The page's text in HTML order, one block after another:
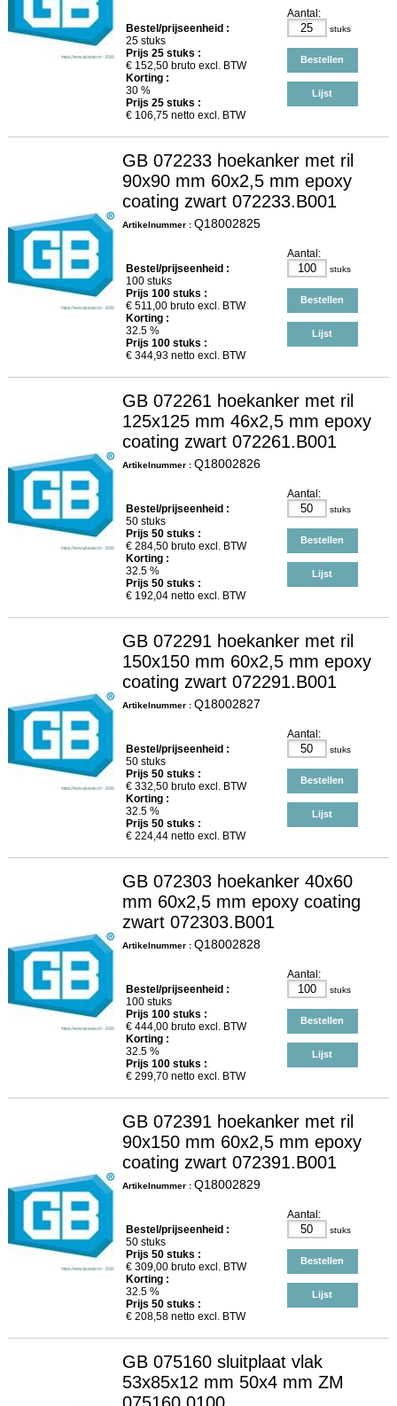
Bestel/prijseenheid :
25 stuks
Prijs 25stuks :
€ 152,50bruto excl. BTW
Korting :
30 %
Prijs 25stuks :
€ 106,75netto excl. BTW
Aantal:
stuks
Bestellen
Lijst
GB 072233 hoekanker met ril
90x90 mm 60x2,5 mm epoxy
coating zwart 072233.B001
Artikelnummer : Q18002825
Bestel/prijseenheid :
100 stuks
Prijs 100stuks :
€ 511,00bruto excl. BTW
Korting :
32.5 %
Prijs 100stuks :
€ 344,93netto excl. BTW
Aantal:
stuks
Bestellen
Lijst
GB 072261 hoekanker met ril
125x125 mm 46x2,5 mm epoxy
coating zwart 072261.B001
Artikelnummer : Q18002826
Bestel/prijseenheid :
50 stuks
Prijs 50stuks :
€ 284,50bruto excl. BTW
Korting :
32.5 %
Prijs 50stuks :
€ 192,04netto excl. BTW
Aantal:
stuks
Bestellen
Lijst
GB 072291 hoekanker met ril
150x150 mm 60x2,5 mm epoxy
coating zwart 072291.B001
Artikelnummer : Q18002827
Bestel/prijseenheid :
50 stuks
Prijs 50stuks :
€ 332,50bruto excl. BTW
Korting :
32.5 %
Prijs 50stuks :
€ 224,44netto excl. BTW
Aantal:
stuks
Bestellen
Lijst
GB 072303 hoekanker 40x60
mm 60x2,5 mm epoxy coating
zwart 072303.B001
Artikelnummer : Q18002828
Bestel/prijseenheid :
100 stuks
Prijs 100stuks :
€ 444,00bruto excl. BTW
Korting :
32.5 %
Prijs 100stuks :
€ 299,70netto excl. BTW
Aantal:
stuks
Bestellen
Lijst
GB 072391 hoekanker met ril
90x150 mm 60x2,5 mm epoxy
coating zwart 072391.B001
Artikelnummer : Q18002829
Bestel/prijseenheid :
50 stuks
Prijs 50stuks :
€ 309,00bruto excl. BTW
Korting :
32.5 %
Prijs 50stuks :
€ 208,58netto excl. BTW
Aantal:
stuks
Bestellen
Lijst
GB 075160 sluitplaat vlak
53x85x12 mm 50x4 mm ZM